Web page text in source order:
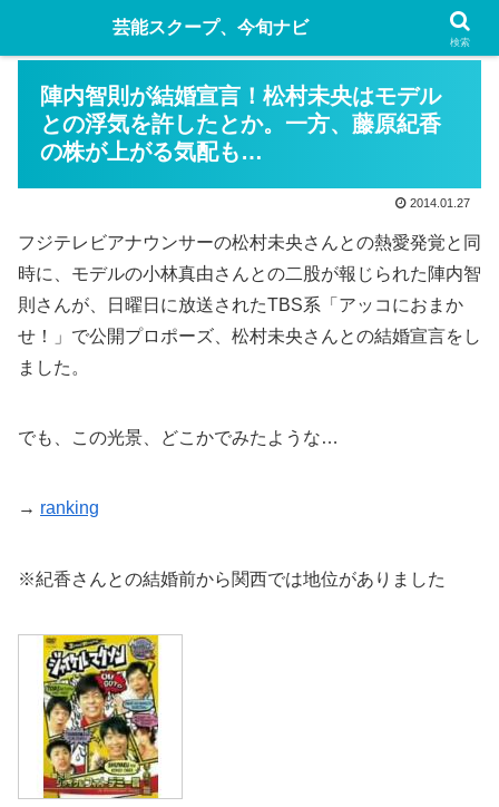
陣内智則が結婚宣言！松村未央はモデル
との浮気を許したとか。一方、藤原紀香
の株が上がる気配も…
2014.01.27
フジテレビアナウンサーの松村未央さんとの熱愛発覚と同
時に、モデルの小林真由さんとの二股が報じられた陣内智
則さんが、日曜日に放送されたTBS系「アッコにおまか
せ！」で公開プロポーズ、松村未央さんとの結婚宣言をし
ました。
でも、この光景、どこかでみたような…
→ ranking
※紀香さんとの結婚前から関西では地位がありました
芸能スクープ、今旬ナビ
検索